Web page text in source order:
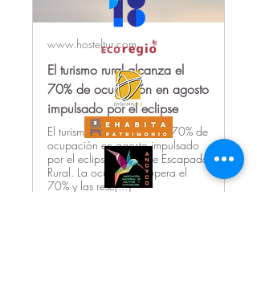
www.hosteltur.com
El turismo rural alcanza el
70% de ocupación en agosto
impulsado por el eclipse
El turismo rural alcanza el 70% de
ocupación en agosto impulsado
por el eclipse. Datos de Escapada
Rural. La ocupación supera el
70% y las rese[...]